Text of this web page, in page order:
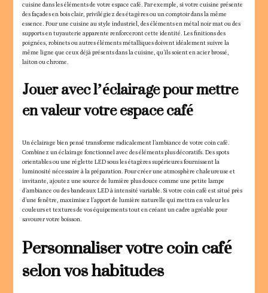
cuisine dans les éléments de votre espace café. Par exemple, si votre cuisine présente
des façades en bois clair, privilégiez des étagères ou un comptoir dans la même
essence. Pour une cuisine au style industriel, des éléments en métal noir mat ou des
supports en tuyauterie apparente renforceront cette identité. Les finitions des
poignées, robinets ou autres éléments métalliques doivent idéalement suivre la
même ligne que ceux déjà présents dans la cuisine, qu’ils soient en acier brossé,
laiton ou chrome.
Jouer avec l’éclairage pour mettre
en valeur votre espace café
Un éclairage bien pensé transforme radicalement l’ambiance de votre coin café.
Combinez un éclairage fonctionnel avec des éléments plus décoratifs. Des spots
orientables ou une réglette LED sous les étagères supérieures fournissent la
luminosité nécessaire à la préparation. Pour créer une atmosphère chaleureuse et
invitante, ajoutez une source de lumière plus douce comme une petite lampe
d’ambiance ou des bandeaux LED à intensité variable. Si votre coin café est situé près
d’une fenêtre, maximisez l’apport de lumière naturelle qui mettra en valeur les
couleurs et textures de vos équipements tout en créant un cadre agréable pour
savourer votre boisson.
Personnaliser votre coin café
selon vos habitudes